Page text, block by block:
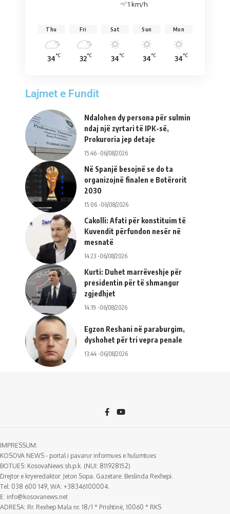
1 km/h
Thu
34°C
Fri
32°C
Sat
34°C
Sun
34°C
Mon
34°C
Lajmet e Fundit
Ndalohen dy persona për sulmin
ndaj një zyrtari të IPK-së,
Prokuroria jep detaje
15:46 -06/08/2026
Në Spanjë besojnë se do ta
organizojnë finalen e Botërorit
2030
15:06 -06/08/2026
Cakolli: Afati për konstituim të
Kuvendit përfundon nesër në
mesnatë
14:23 -06/08/2026
Kurti: Duhet marrëveshje për
presidentin për të shmangur
zgjedhjet
14:19 -06/08/2026
Egzon Reshani në paraburgim,
dyshohet për tri vepra penale
13:44 -06/08/2026
IMPRESSUM:
KOSOVA NEWS - portal i pavarur informues e hulumtues
BOTUES: KosovaNews sh.p.k. (NUI: 811928152)
Drejtor e kryeredaktor: Jeton Sopa. Gazetare: Beslinda Rexhepi.
Tel: 038 600 149, WA: +38346100004.
E: info@kosovanews.net
ADRESA: Rr. Rexhep Mala nr. 18/1 ° Prishtinë, 10060 ° RKS